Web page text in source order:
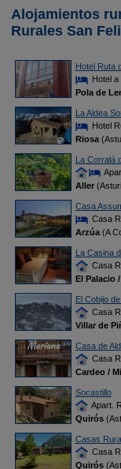
Alojamientos
Rurales San
Hotel Ruta
Hotel a
Pola de
La Aldea
Hotel
Riosa
La Corralá
Aller
Casa
Casa
Arzúa(A
La Casina
Casa
El Palacio
El Cobijo
Casa
Villar de
Casa de
Casa
Cardeo /
Socastillo
Apart.
Quirós
Casas
Casa
Quirós